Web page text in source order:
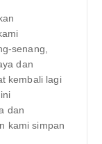
senang,
dan
kembali lagi
dan
kami simpan